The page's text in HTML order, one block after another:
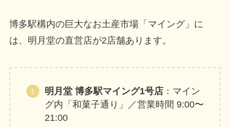
博多駅構内の巨大なお土産市場「マイング」に
は、明月堂の直営店が2店舗あります。
明月堂 博多駅マイング1号店 ：マイン
グ内「和菓子通り」／営業時間 9:00〜
21:00